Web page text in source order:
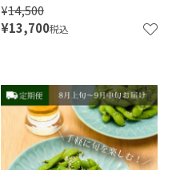
¥14,500
¥13,700税込